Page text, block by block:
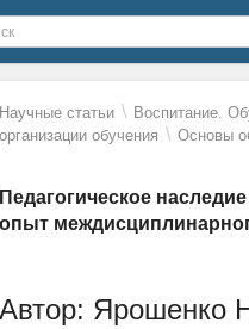
Научные статьи \ Воспитание.
организации обучения \ Основы
Педагогическое
опыт
Автор: Ярошенко